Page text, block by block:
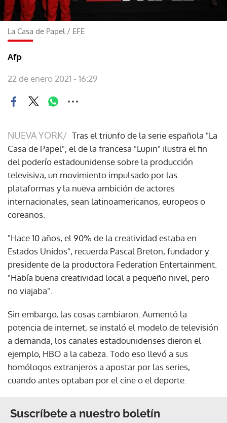
La Casa de Papel / EFE
Afp
22 de enero 2021 - 16:29
NUEVA YORK/ Tras el triunfo de la serie española "La
Casa de Papel", el de la francesa "Lupin" ilustra el fin
del poderío estadounidense sobre la producción
televisiva, un movimiento impulsado por las
plataformas y la nueva ambición de actores
internacionales, sean latinoamericanos, europeos o
coreanos.
"Hace 10 años, el 90% de la creatividad estaba en
Estados Unidos", recuerda Pascal Breton, fundador y
presidente de la productora Federation Entertainment.
"Había buena creatividad local a pequeño nivel, pero
no viajaba".
Sin embargo, las cosas cambiaron. Aumentó la
potencia de internet, se instaló el modelo de televisión
a demanda, los canales estadounidenses dieron el
ejemplo, HBO a la cabeza. Todo eso llevó a sus
homólogos extranjeros a apostar por las series,
cuando antes optaban por el cine o el deporte.
Suscríbete a nuestro boletín